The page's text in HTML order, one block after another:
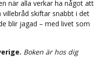
när alla verkar ha något att
skiftar snabbt i det
blir jagad – med livet som
Boken är hos dig